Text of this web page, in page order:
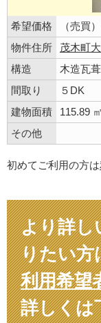
希望価格
（売買
物件住所
茂木町
構造
木造瓦
間取り
５DK
建物面積
115.89 ㎡
その他
初めてご利用の方は
より詳し
りたい方
利用希望
詳しくは